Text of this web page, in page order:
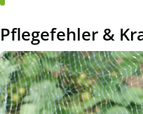
Pflegefehler &